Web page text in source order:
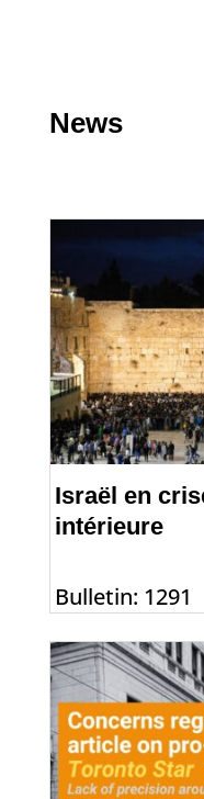
News
Israël en
intérieure
Bulletin: 1291